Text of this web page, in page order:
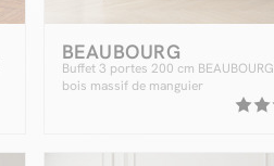
BEAUBOURG
Buffet 3 portes 200 cm BEAUBOURG
bois massif de manguier